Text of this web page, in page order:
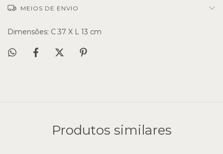
MEIOS DE ENVIO
Dimensões: C 37 X L 13 cm
Produtos similares